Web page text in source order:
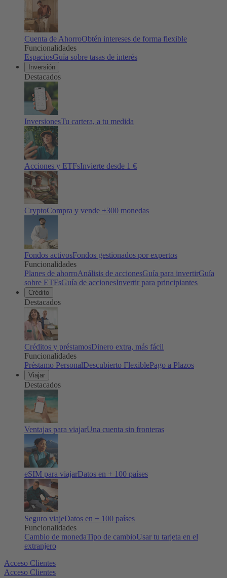
Cuenta de AhorroObtén intereses de forma flexible
Funcionalidades
EspaciosGuía sobre tasas de interés
Inversión
Destacados
InversionesTu cartera, a tu medida
Acciones y ETFsInvierte desde 1 €
CryptoCompra y vende +300 monedas
Fondos activosFondos gestionados por expertos
Funcionalidades
Planes de ahorroAnálisis de accionesGuía para invertirGuía
sobre ETFsGuía de accionesInvertir para principiantes
Crédito
Destacados
Créditos y préstamosDinero extra, más fácil
Funcionalidades
Préstamo PersonalDescubierto FlexiblePago a Plazos
Viajar
Destacados
Ventajas para viajarUna cuenta sin fronteras
eSIM para viajarDatos en + 100 países
Seguro viajeDatos en + 100 países
Funcionalidades
Cambio de monedaTipo de cambioUsar tu tarjeta en el
extranjero
Acceso Clientes
Acceso Clientes